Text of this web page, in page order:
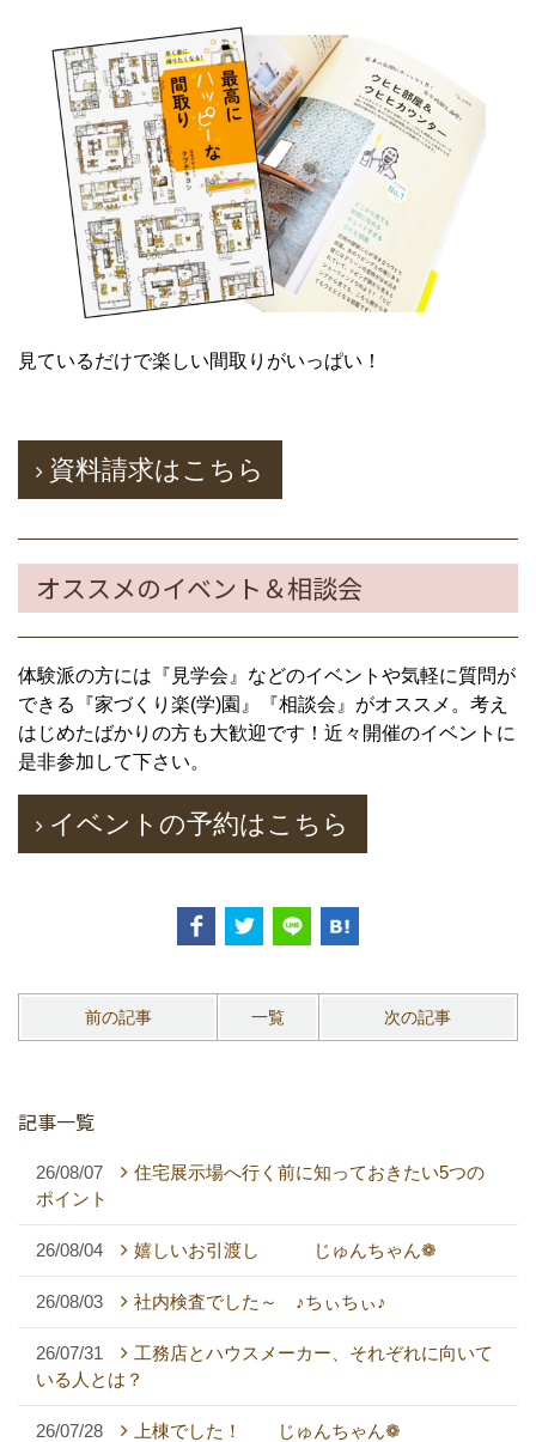
見ているだけで楽しい間取りがいっぱい！
資料請求はこちら
オススメのイベント＆相談会
体験派の方には『見学会』などのイベントや気軽に質問が
できる『家づくり楽(学)園』『相談会』がオススメ。考え
はじめたばかりの方も大歓迎です！近々開催のイベントに
是非参加して下さい。
イベントの予約はこちら
前の記事 一覧 次の記事
記事一覧
26/08/07
住宅展示場へ行く前に知っておきたい5つの
ポイント
26/08/04 嬉しいお引渡し じゅんちゃん❁
26/08/03 社内検査でした～ ♪ちぃちぃ♪
26/07/31
工務店とハウスメーカー、それぞれに向いて
いる人とは？
26/07/28 上棟でした！ じゅんちゃん❁